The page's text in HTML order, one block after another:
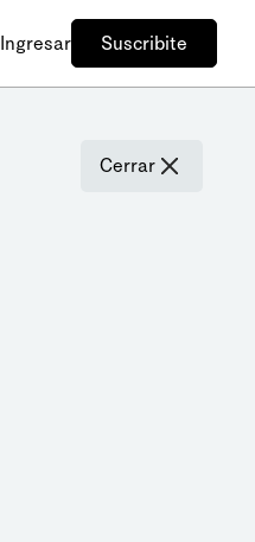
Ingresar Suscribite
Cerrar